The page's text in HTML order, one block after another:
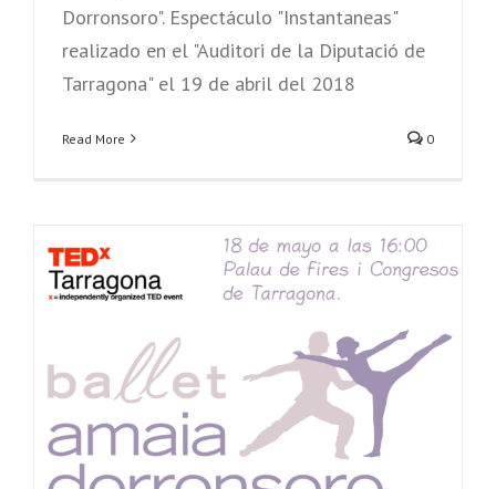
Dorronsoro". Espectáculo "Instantaneas"
realizado en el "Auditori de la Diputació de
Tarragona" el 19 de abril del 2018
Read More 0